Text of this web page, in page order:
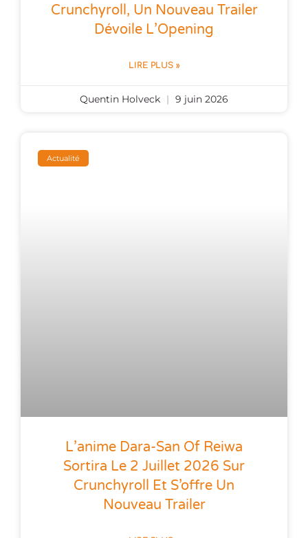
Crunchyroll, Un Nouveau Trailer
Dévoile L’Opening
LIRE PLUS »
Quentin Holveck 9 juin 2026
Actualité
L’anime Dara-San Of Reiwa
Sortira Le 2 Juillet 2026 Sur
Crunchyroll Et S’offre Un
Nouveau Trailer